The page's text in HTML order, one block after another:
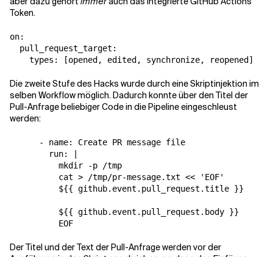
Token.
on:
  pull_request_target:
    types: [opened, edited, synchronize, reopened]
Die zweite Stufe des Hacks wurde durch eine Skriptinjektion im
selben Workflow möglich. Dadurch konnte über den Titel der
Pull-Anfrage beliebiger Code in die Pipeline eingeschleust
werden:
      - name: Create PR message file
        run: |
          mkdir -p /tmp
          cat > /tmp/pr-message.txt << 'EOF'
          ${{ github.event.pull_request.title }}
          ${{ github.event.pull_request.body }}
          EOF
Der Titel und der Text der Pull-Anfrage werden vor der